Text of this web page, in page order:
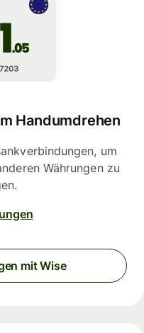
Handumdrehen
um
Währungen zu
mit Wise